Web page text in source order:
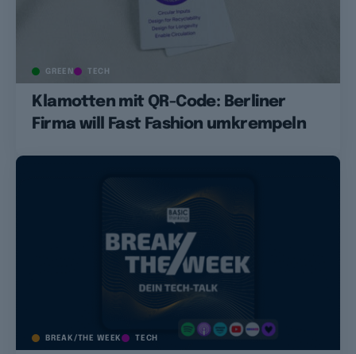
GREEN TECH
Klamotten mit QR-Code: Berliner
Firma will Fast Fashion umkrempeln
BREAK/THE WEEK TECH